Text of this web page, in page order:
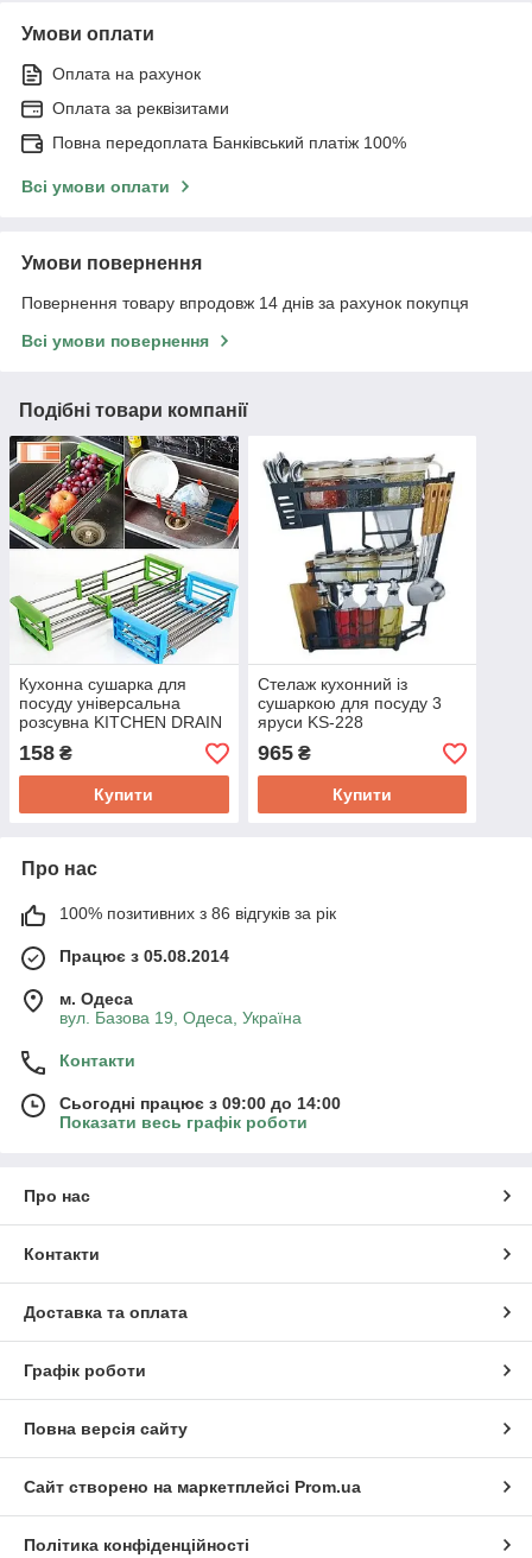
Умови оплати
Оплата на рахунок
Оплата за реквізитами
Повна передоплата Банківський платіж 100%
Всі умови оплати
Умови повернення
Повернення товару впродовж 14 днів за рахунок покупця
Всі умови повернення
Подібні товари компанії
Кухонна сушарка для
посуду універсальна
розсувна KITCHEN DRAIN
SHELF (33-48 см)
158 ₴
Купити
Стелаж кухонний із
сушаркою для посуду 3
яруси KS-228
965₴
Купити
Про нас
100% позитивних з 86 відгуків за рік
Працює з 05.08.2014
м. Одеса
вул. Базова 19, Одеса, Україна
Контакти
Сьогодні працює з 09:00 до 14:00
Показати весь графік роботи
Про нас
Контакти
Доставка та оплата
Графік роботи
Повна версія сайту
Сайт створено на маркетплейсі Prom.ua
Політика конфіденційності